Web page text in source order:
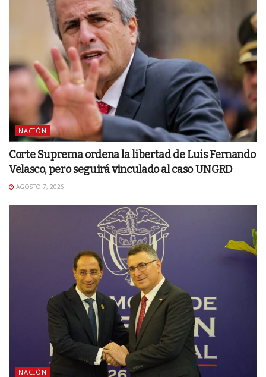
NACIÓN
Corte Suprema ordena la libertad de Luis Fernando
Velasco, pero seguirá vinculado al caso UNGRD
AGOSTO 7, 2026
NACIÓN